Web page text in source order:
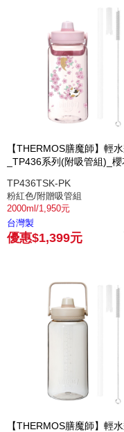
【THERMOS膳魔師】輕
_TP436系列(附吸管組)_
TP436TSK-PK
粉紅色/附贈吸管組
2000ml/1,950元
台灣製
優惠$1,399元
【THERMOS膳魔師】輕